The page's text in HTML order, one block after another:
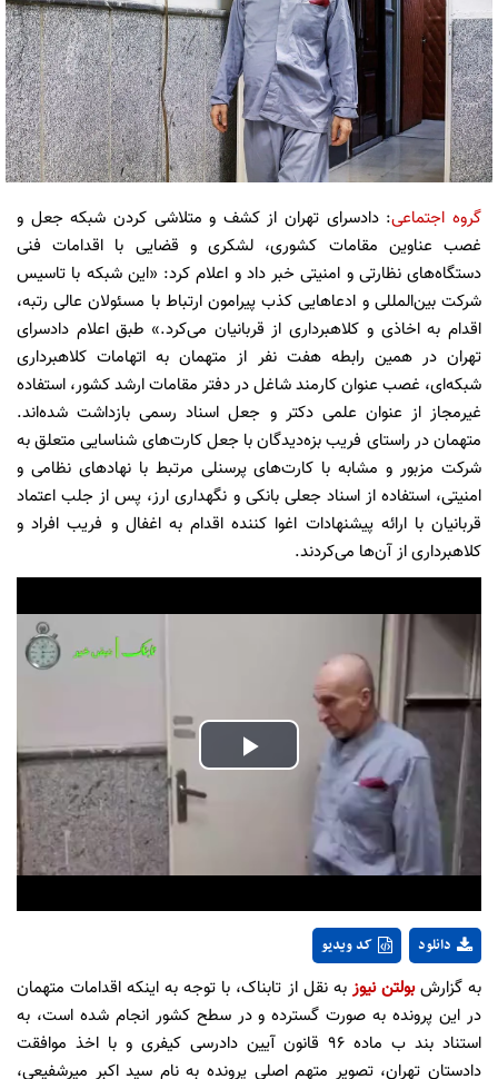
گروه اجتماعی: دادسرای تهران از کشف و متلاشی کردن شبکه جعل و
غصب عناوین مقامات کشوری، لشکری و قضایی با اقدامات فنی
دستگاه‌های نظارتی و امنیتی خبر داد و اعلام کرد: «این شبکه با تاسیس
شرکت بین‌المللی و ادعاهایی کذب پیرامون ارتباط با مسئولان عالی رتبه،
اقدام به اخاذی و کلاهبرداری از قربانیان می‌کرد.» طبق اعلام دادسرای
تهران در همین رابطه هفت نفر از متهمان به اتهامات کلاهبرداری
شبکه‌ای، غصب عنوان کارمند شاغل در دفتر مقامات ارشد کشور، استفاده
غیرمجاز از عنوان علمی دکتر و جعل اسناد رسمی بازداشت شده‌اند.
متهمان در راستای فریب بزه‌دیدگان با جعل کارت‌های شناسایی متعلق به
شرکت مزبور و مشابه با کارت‌های پرسنلی مرتبط با نهادهای نظامی و
امنیتی، استفاده از اسناد جعلی بانکی و نگهداری ارز، پس از جلب اعتماد
قربانیان با ارائه پیشنهادات اغوا کننده اقدام به اغفال و فریب افراد و
کلاهبرداری از آن‌ها می‌کردند.
Play
Video
کد ویدیو دانلود
به گزارشبولتن نیوز به نقل از تابناک، با توجه به اینکه اقدامات متهمان
در این پرونده به‌ صورت گسترده و در سطح کشور انجام شده است، به
استناد بند ب ماده ۹۶ قانون آیین دادرسی کیفری و با اخذ موافقت
دادستان تهران، تصویر متهم اصلی پرونده به نام سید اکبر میرشفیعی،